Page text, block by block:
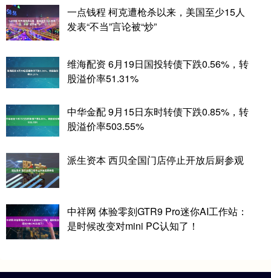
一点钱程 柯克遭枪杀以来，美国至少15人
发表“不当”言论被“炒”
维海配资 6月19日国投转债下跌0.56%，转
股溢价率51.31%
中华金配 9月15日东时转债下跌0.85%，转
股溢价率503.55%
派生资本 西贝全国门店停止开放后厨参观
中祥网 体验零刻GTR9 Pro迷你AI工作站：
是时候改变对mini PC认知了！